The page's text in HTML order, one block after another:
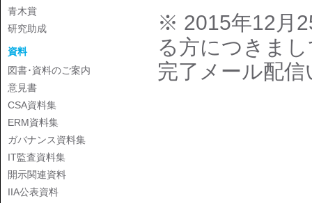
青木賞
研究助成
資料
図書･資料のご案内
意見書
CSA資料集
ERM資料集
ガバナンス資料集
IT監査資料集
開示関連資料
IIA公表資料
※ 2015年12月
る方につきま
完了メール配